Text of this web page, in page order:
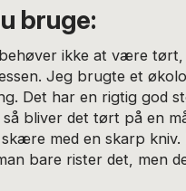
bruge:
ikke at være tørt,
Jeg brugte et
Det har en rigtig god
så bliver det tørt på en
med en skarp kniv.
bare rister det, men